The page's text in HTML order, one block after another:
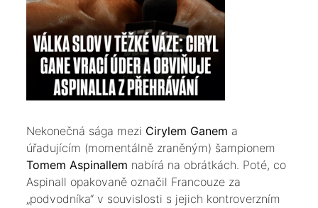
Nekonečná sága mezi Cirylem Ganem a
úřadujícím (momentálně zraněným) šampionem
Tomem Aspinallem nabírá na obrátkách. Poté, co
Aspinall opakovaně označil Francouze za
„podvodníka“ v souvislosti s jejich kontroverzním